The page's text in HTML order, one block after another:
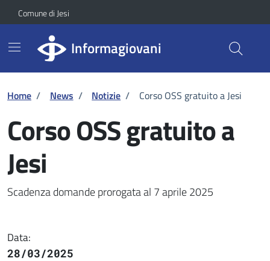
Skip to Main Content
Vai ai contenuti
Vai al footer
Comune di Jesi
Informagiovani
Home / News / Notizie / Corso OSS gratuito a Jesi
Corso OSS gratuito a
Jesi
Dettaglio della notizia
Scadenza domande prorogata al 7 aprile 2025
Data:
28/03/2025